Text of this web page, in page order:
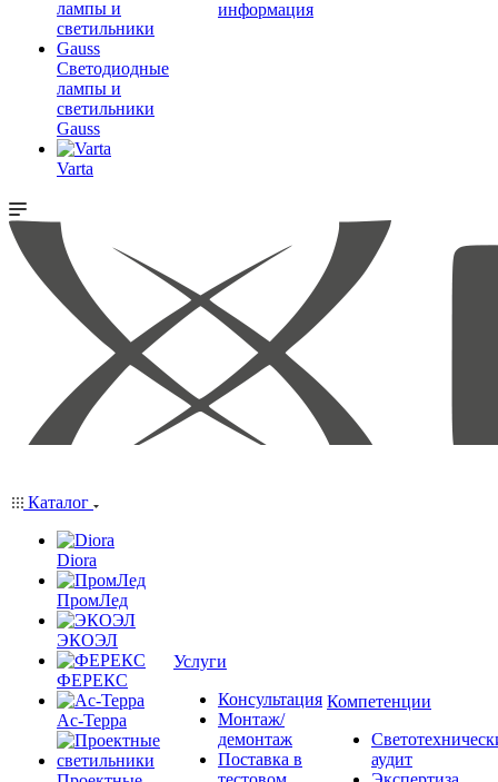
Светодиодные
лампы и
светильники
Gauss
Varta
информация
Каталог
Diora
ПромЛед
ЭКОЭЛ
ФЕРЕКС
Ас-Терра
Услуги
Консультация
Монтаж/
демонтаж
Поставка в
Компетенции
аудит